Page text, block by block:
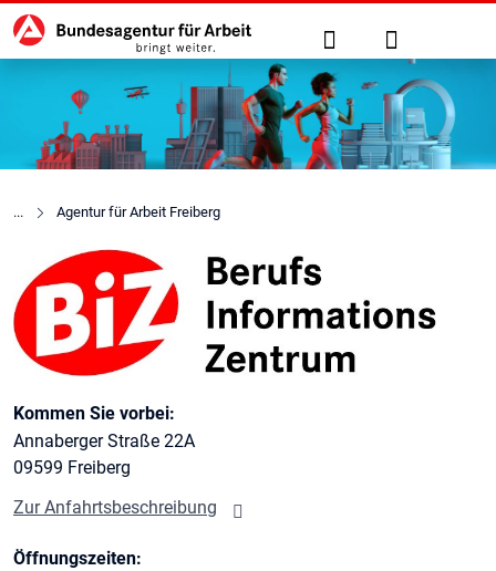
zu den Hauptinhalten springen
Hauptnavigation Suche Anmelden
Agentur für Arbeit Freiberg
Berufsinformationszentrum
Kontaktinformationen
Kommen Sie vorbei:
Annaberger Straße 22A
09599 Freiberg
Zur Anfahrtsbeschreibung
Öffnungszeiten: